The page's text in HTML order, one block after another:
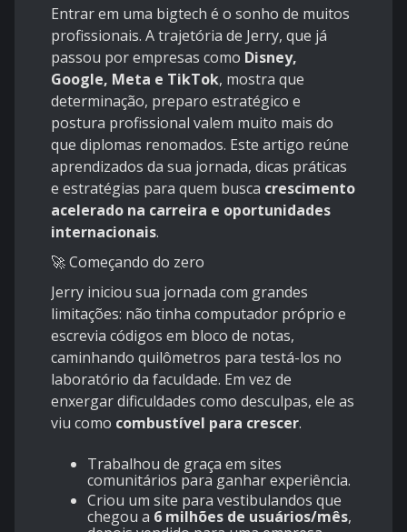
Entrar em uma bigtech é o sonho de muitos
profissionais. A trajetória de Jerry, que já
passou por empresas como Disney,
Google, Meta e TikTok, mostra que
determinação, preparo estratégico e
postura profissional valem muito mais do
que diplomas renomados. Este artigo reúne
aprendizados da sua jornada, dicas práticas
e estratégias para quem busca crescimento
acelerado na carreira e oportunidades
internacionais.
🚀 Começando do zero
Jerry iniciou sua jornada com grandes
limitações: não tinha computador próprio e
escrevia códigos em bloco de notas,
caminhando quilômetros para testá-los no
laboratório da faculdade. Em vez de
enxergar dificuldades como desculpas, ele as
viu como combustível para crescer.
Trabalhou de graça em sites
comunitários para ganhar experiência.
Criou um site para vestibulandos que
chegou a 6 milhões de usuários/mês,